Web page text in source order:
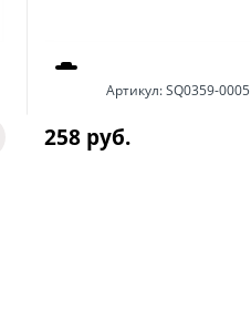
Артикул:SQ0359-0005
258 руб.